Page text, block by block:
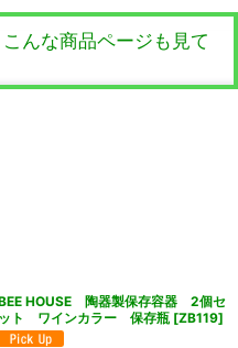
んな商品ページも見て
HOUSE 陶器製保存容器 2個セ
ット ワインカラー 保存瓶 [ZB119]